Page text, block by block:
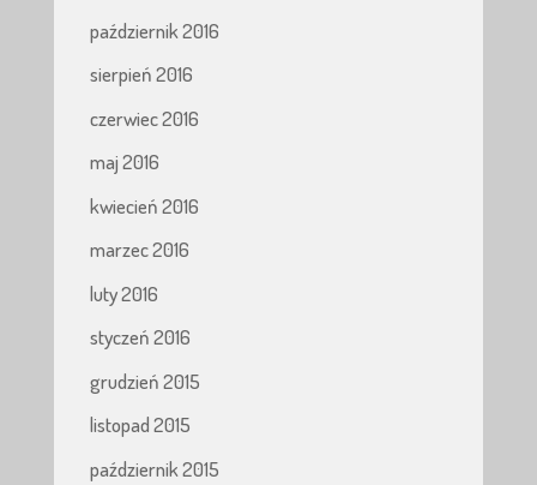
październik 2016
sierpień 2016
czerwiec 2016
maj 2016
kwiecień 2016
marzec 2016
luty 2016
styczeń 2016
grudzień 2015
listopad 2015
październik 2015